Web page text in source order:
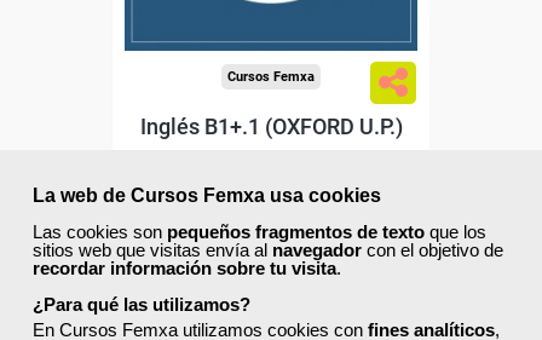
La web de Cursos Femxa usa cookies
Las cookies son pequeños fragmentos de texto que los
sitios web que visitas envía al navegador con el objetivo de
recordar información sobre tu visita.
¿Para qué las utilizamos?
En Cursos Femxa utilizamos cookies con fines analíticos,
Cursos Femxa
Inglés B1+.1 (OXFORD U.P.)
Online
50 horas
325,00 €
227,50 €
Comprar